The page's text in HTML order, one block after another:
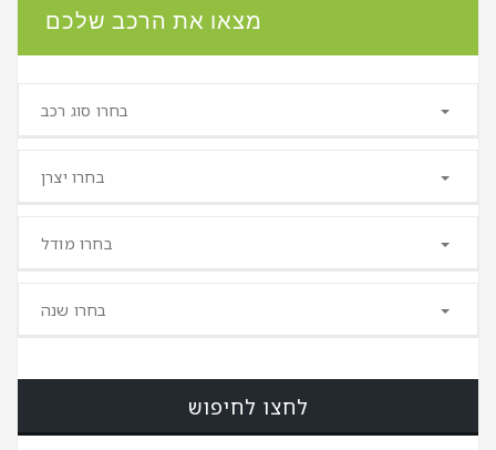
מצאו את הרכב שלכם
בחרו סוג רכב
בחרו יצרן
בחרו מודל
בחרו שנה
לחצו לחיפוש